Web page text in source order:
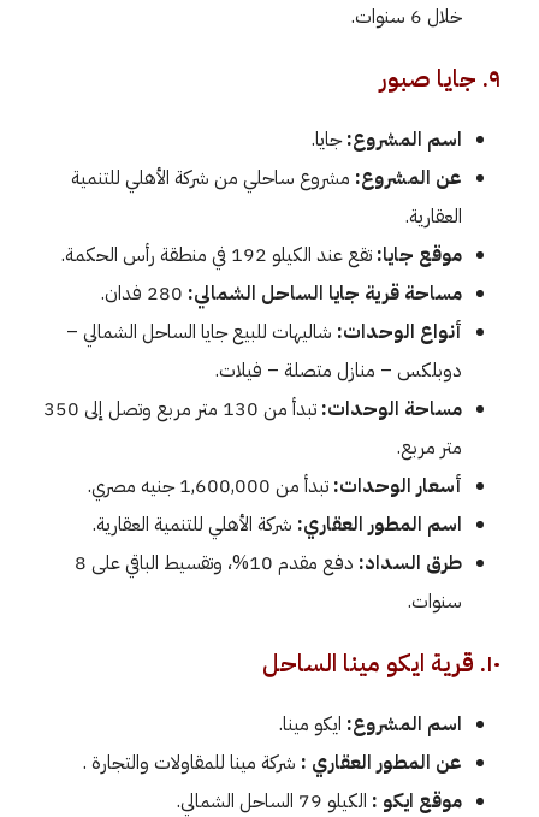
خلال 6 سنوات.
٩. جايا صبور
اسم المشروع:جايا.
عن المشروع: مشروع ساحلي من شركة الأهلي للتنمية
العقارية.
موقع جايا: تقع عند الكيلو 192 في منطقة رأس الحكمة.
مساحة قرية جايا الساحل الشمالي:
أنواع الوحدات: شاليهات للبيع جايا الساحل الشمالي –
دوبلكس – منازل متصلة – فيلات.
مساحة الوحدات:
تبدأ من 130 متر مربع وتصل إلى 350
متر مربع.
أسعار الوحدات: تبدأ من 1,600,000 جنيه مصري.
اسم المطور العقاري: شركة الأهلي للتنمية العقارية.
طرق السداد:
دفع مقدم 10%، وتقسيط الباقي على 8
سنوات.
١٠. قرية ايكو مينا الساحل
اسم المشروع: ايكو مينا.
عن المطور العقاري : شركة مينا للمقاولات والتجارة .
موقع ايكو : الكيلو 79 الساحل الشمالي.